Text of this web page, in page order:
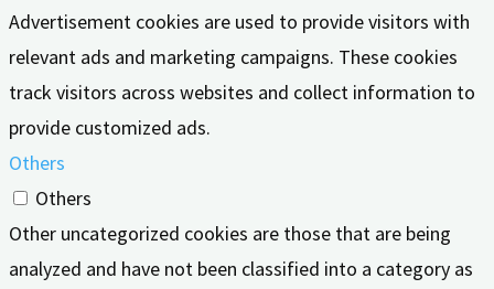
Advertisement cookies are used to provide visitors with
relevant ads and marketing campaigns. These cookies
track visitors across websites and collect information to
provide customized ads.
Others
Others
Other uncategorized cookies are those that are being
analyzed and have not been classified into a category as